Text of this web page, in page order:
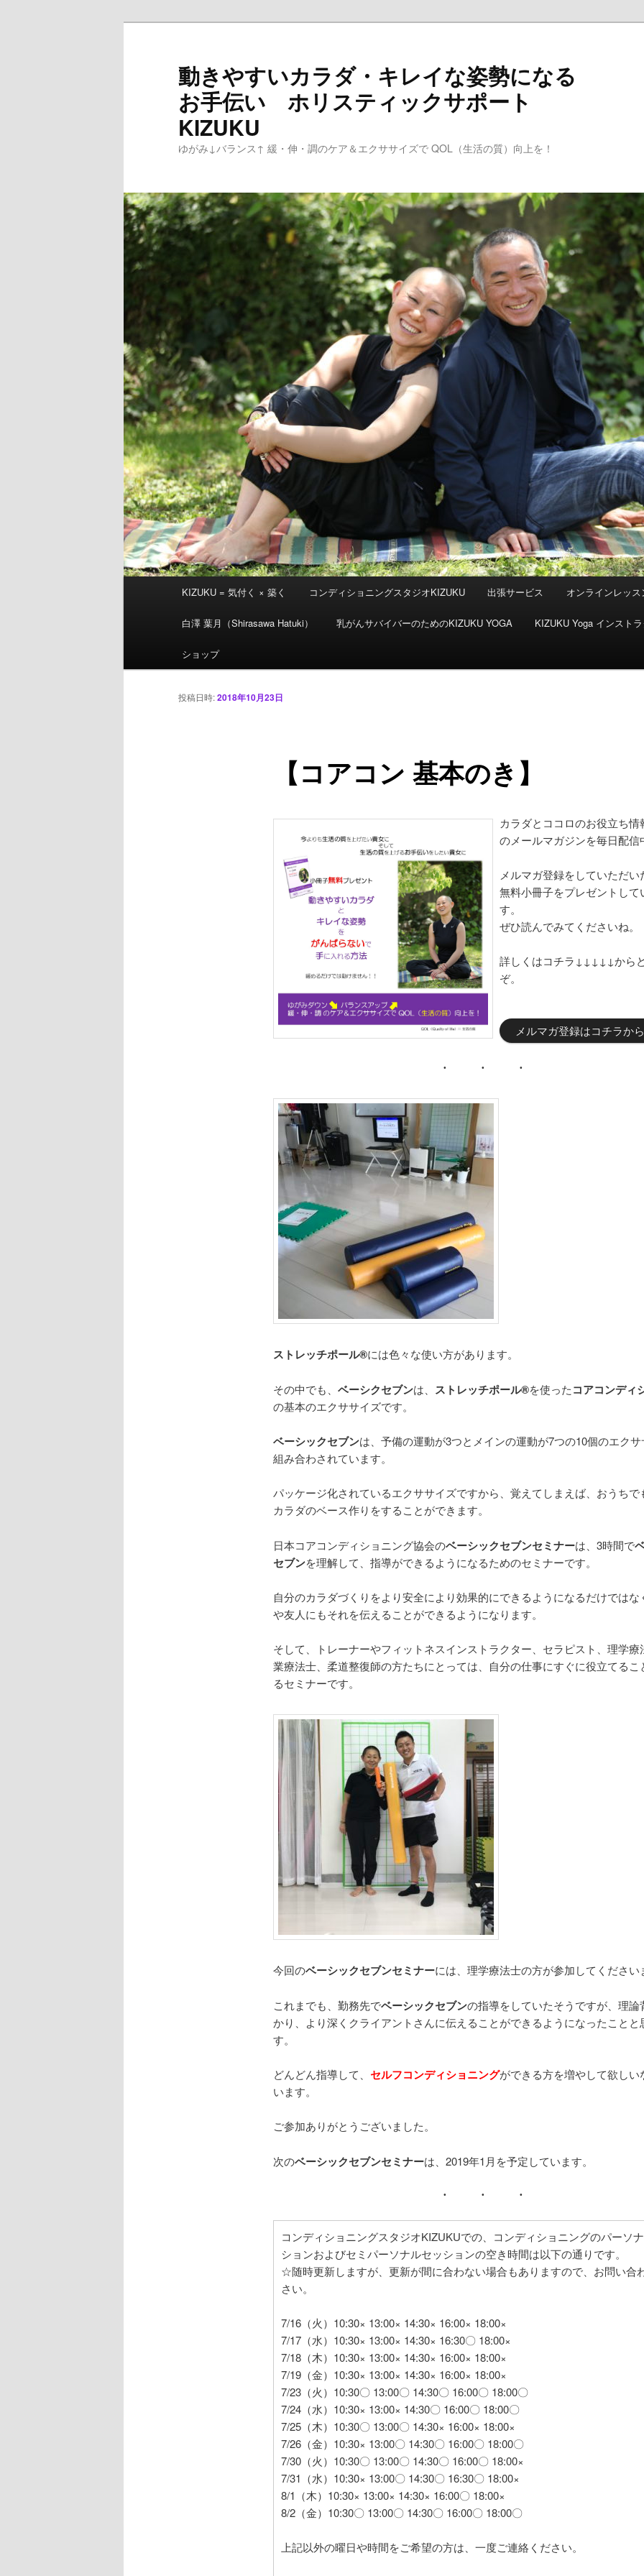
動きやすいカラダ・キレイな姿勢になる
お手伝い ホリスティックサポート
KIZUKU
ゆがみ↓バランス↑ 緩・伸・調のケア＆エクササイズで QOL（生活の質）向上を！
ュ
KIZUKU = 気付く × 築く コンディショニングスタジオKIZUKU 出張サービス オンラインレッス
白澤 葉月（Shirasawa Hatuki） 乳がんサバイバーのためのKIZUKU YOGA KIZUKU Yoga インスト
ショップ
【コアコン 基本のき】
投稿日時:2018年10月23日
カラダとココロのお役立ち情
のメールマガジンを毎日配信
メルマガ登録をしていただい
無料小冊子をプレゼントして
す。
ぜひ読んでみてくださいね。
詳しくはコチラ↓↓↓↓↓から
ぞ。
メルマガ登録はコチラか
ストレッチポール®︎には色々な使い方があります。
その中でも、 ベーシクセブンは、 ストレッチポール®︎を使ったコアコンディ
の基本のエクササイズです。
ベーシックセブンは、予備の運動が3つとメインの運動が7つの10個のエク
組み合わされています。
パッケージ化されているエクササイズですから、覚えてしまえば、おうちで
カラダのベース作りをすることができます。
日本コアコンディショニング協会のベーシックセブンセミナーは、3時間で
セブンを理解して、指導ができるようになるためのセミナーです。
自分のカラダづくりをより安全により効果的にできるようになるだけではな
や友人にもそれを伝えることができるようになります。
そして、トレーナーやフィットネスインストラクター、セラピスト、理学療
業療法士、柔道整復師の方たちにとっては、自分の仕事にすぐに役立てるこ
るセミナーです。
今回のベーシックセブンセミナーには、理学療法士の方が参加してください
これまでも、勤務先でベーシックセブンの指導をしていたそうですが、理論
かり、より深くクライアントさんに伝えることができるようになったことと
す。
どんどん指導して、 セルフコンディショニングができる方を増やして欲しい
います。
ご参加ありがとうございました。
次のベーシックセブンセミナーは、2019年1月を予定しています。
コンディショニングスタジオKIZUKUでの、コンディショニングのパーソ
ションおよびセミパーソナルセッションの空き時間は以下の通りです。
☆随時更新しますが、更新が間に合わない場合もありますので、お問い合
さい。
7/16（火）10:30× 13:00× 14:30× 16:00× 18:00×
7/17（水）10:30× 13:00× 14:30× 16:30〇 18:00×
7/18（木）10:30× 13:00× 14:30× 16:00× 18:00×
7/19（金）10:30× 13:00× 14:30× 16:00× 18:00×
7/23（火）10:30〇 13:00〇 14:30〇 16:00〇 18:00〇
7/24（水）10:30× 13:00× 14:30〇 16:00〇 18:00〇
7/25（木）10:30〇 13:00〇 14:30× 16:00× 18:00×
7/26（金）10:30× 13:00〇 14:30〇 16:00〇 18:00〇
7/30（火）10:30〇 13:00〇 14:30〇 16:00〇 18:00×
7/31（水）10:30× 13:00〇 14:30〇 16:30〇 18:00×
8/1（木）10:30× 13:00× 14:30× 16:00〇 18:00×
8/2（金）10:30〇 13:00〇 14:30〇 16:00〇 18:00〇
上記以外の曜日や時間をご希望の方は、一度ご連絡ください。